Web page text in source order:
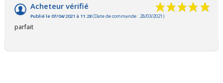
Acheteur vérifié
Publié le 07/04/2021 à 11:28(Date de commande : 28/03/2021)
parfait